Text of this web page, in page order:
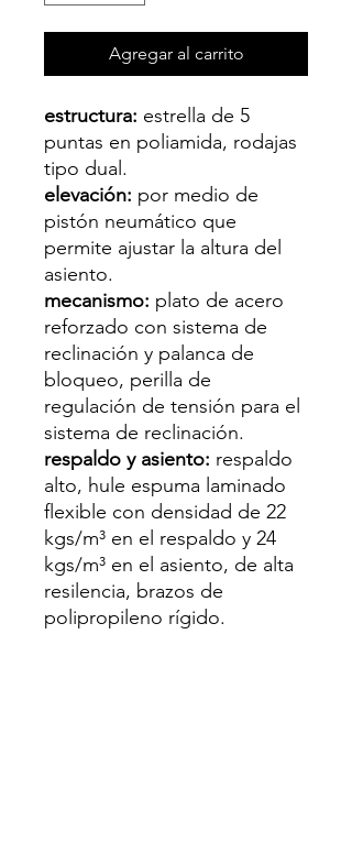
Agregar al carrito
estructura: estrella de 5
puntas en poliamida, rodajas
tipo dual.
elevación: por medio de
pistón neumático que
permite ajustar la altura del
asiento.
mecanismo: plato de acero
reforzado con sistema de
reclinación y palanca de
bloqueo, perilla de
regulación de tensión para el
sistema de reclinación.
respaldo y asiento: respaldo
alto, hule espuma laminado
flexible con densidad de 22
kgs/m³ en el respaldo y 24
kgs/m³ en el asiento, de alta
resilencia, brazos de
polipropileno rígido.